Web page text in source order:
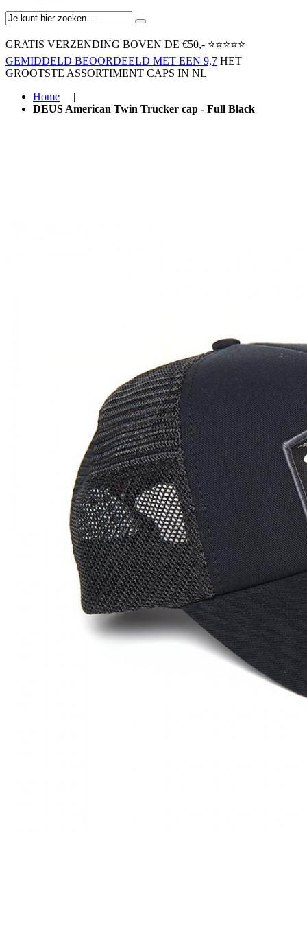
GRATIS VERZENDING BOVEN ​DE €50,-​ ⭐⭐⭐⭐⭐
GEMIDDELD BEOORDEELD MET EEN 9,7 HET
GROOTSTE ASSORTIMENT CAPS IN NL
Home
|
DEUS American Twin Trucker cap - Full Black